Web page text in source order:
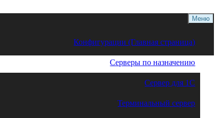
Меню
Конфигурации (Главная страница)
Серверы по назначению
Сервер для 1С
Терминальный сервер